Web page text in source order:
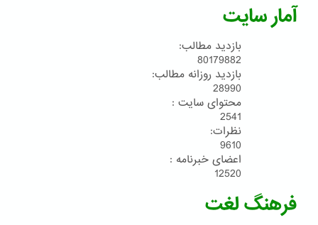
آمار سایت
بازدید مطالب:
80179882
بازدید روزانه مطالب:
28990
محتوای سایت :
2541
نظرات:
9610
اعضای خبرنامه :
12520
فرهنگ لغت